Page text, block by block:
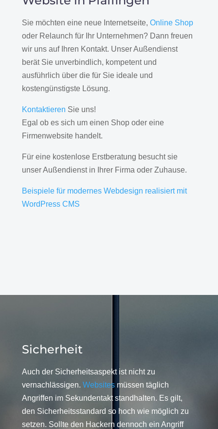
Sie möchten eine neue Internetseite, Online Shop
oder Relaunch für Ihr Unternehmen? Dann freuen
wir uns auf Ihren Kontakt. Unser Außendienst
berät Sie unverbindlich, kompetent und
ausführlich über die für Sie ideale und
kostengünstigste Lösung.
Kontaktieren Sie uns!
Egal ob es sich um einen Shop oder eine
Firmenwebsite handelt.
Für eine kostenlose Erstberatung besucht sie
unser Außendienst in Ihrer Firma oder Zuhause.
Beispiele für modernes Webdesign realisiert mit
WordPress CMS
Sicherheit
Auch der Sicherheitsaspekt ist nicht zu
vernachlässigen. Websitesmüssen täglich
Angriffen im Sekundentakt standhalten. Es gilt,
den Sicherheitsstandard so hoch wie möglich zu
setzen. Sollte den Hackern dennoch ein Angriff